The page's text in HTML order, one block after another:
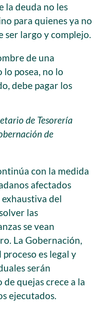
la deuda no les
para quienes ya no
ser largo y complejo.
de una
lo posea, no lo
debe pagar los
de Tesorería
de
con la medida
afectados
del
las
se vean
La Gobernación,
es legal y
serán
quejas crece a la
ejecutados.